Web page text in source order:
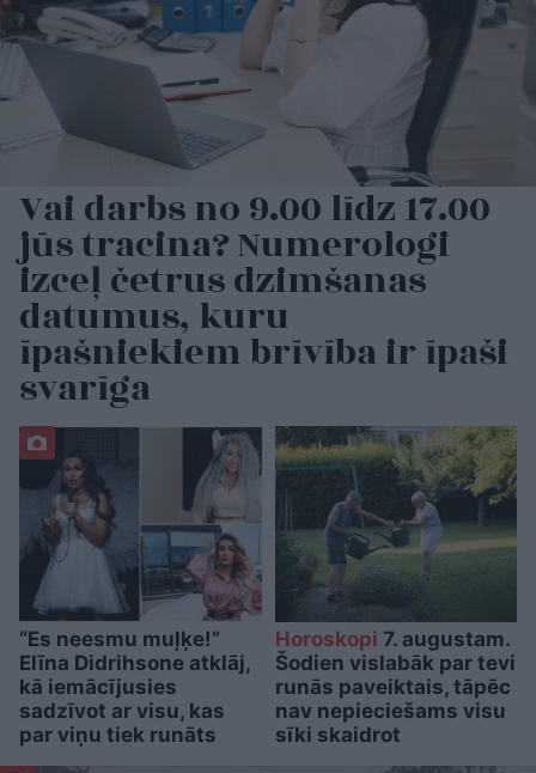
Vai darbs no 9.00 līdz 17.00
jūs tracina? Numerologi
izceļ četrus dzimšanas
datumus, kuru
īpašniekiem brīvība ir īpaši
svarīga
“Es neesmu muļķe!”
Elīna Didrihsone atklāj,
kā iemācījusies
sadzīvot ar visu, kas
par viņu tiek runāts
Horoskopi 7. augustam.
Šodien vislabāk par tevi
runās paveiktais, tāpēc
nav nepieciešams visu
sīki skaidrot